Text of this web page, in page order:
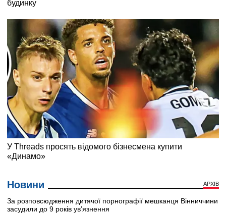
Новини АРХІВ
За розповсюдження дитячої порнографії мешканця Вінниччини
засудили до 9 років ув’язнення